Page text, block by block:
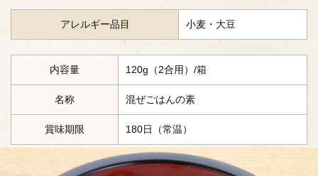
アレルギー品目 小麦・大豆
内容量 120g（2合用）/箱
名称 混ぜごはんの素
賞味期限 180日（常温）